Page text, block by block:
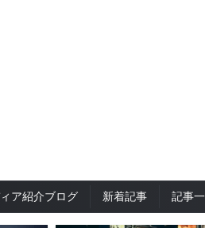
ア紹介ブログ 新着記事 記事